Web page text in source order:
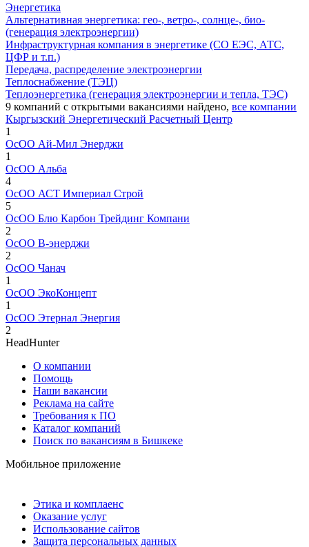
Энергетика
Альтернативная энергетика: гео-, ветро-, солнце-, био-
(генерация электроэнергии)
Инфраструктурная компания в энергетике (СО ЕЭС, АТС,
ЦФР и т.п.)
Передача, распределение электроэнергии
Теплоснабжение (ТЭЦ)
Теплоэнергетика (генерация электроэнергии и тепла, ТЭС)
9 компаний с открытыми вакансиями найдено, все компании
Кыргызский Энергетический Расчетный Центр
1
ОсОО Ай-Мил Энерджи
1
ОсОО Альба
4
ОсОО АСТ Империал Строй
5
ОсОО Блю Карбон Трейдинг Компани
2
ОсОО В-энерджи
2
ОсОО Чанач
1
ОсОО ЭкоКонцепт
1
ОсОО Этернал Энергия
2
HeadHunter
О компании
Помощь
Наши вакансии
Реклама на сайте
Требования к ПО
Каталог компаний
Поиск по вакансиям в Бишкеке
Мобильное приложение
Этика и комплаенс
Оказание услуг
Использование сайтов
Защита персональных данных